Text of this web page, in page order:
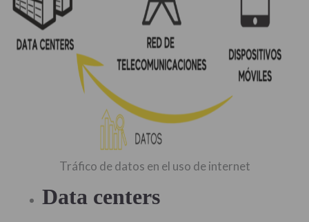
Tráfico de datos en el uso de internet
Data centers